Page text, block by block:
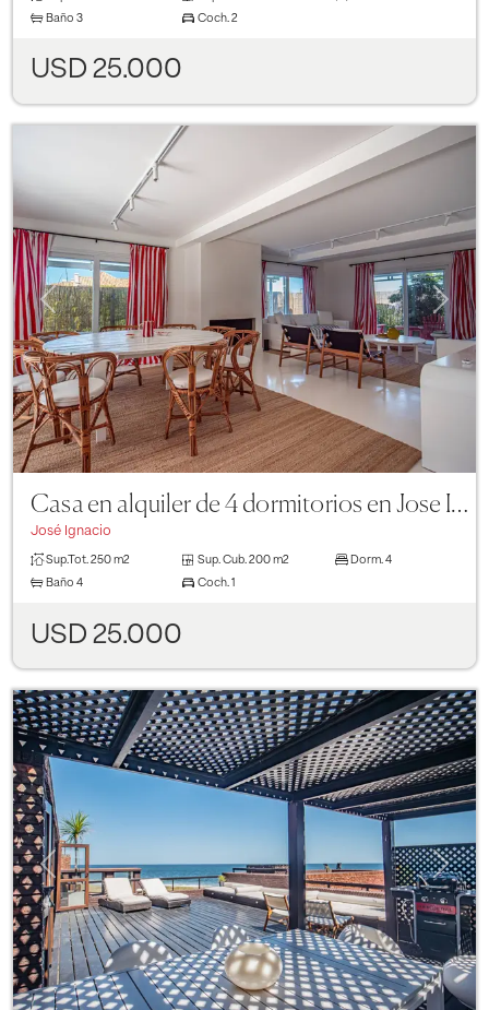
Baño 3 Coch. 2
USD 25.000
Previous Next
Casa en alquiler de 4 dormitorios en Jose Ignacio a 2 cuadras del mar
José Ignacio
Sup.Tot. 250 m2 Sup. Cub. 200 m2 Dorm. 4
Baño 4 Coch. 1
USD 25.000
Previous Next